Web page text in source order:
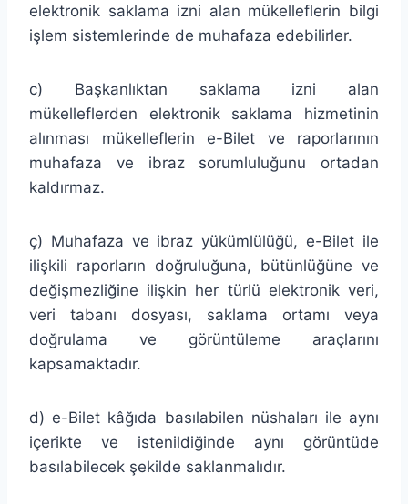
elektronik saklama izni alan mükelleflerin bilgi
işlem sistemlerinde de muhafaza edebilirler.
c) Başkanlıktan saklama izni alan
mükelleflerden elektronik saklama hizmetinin
alınması mükelleflerin e-Bilet ve raporlarının
muhafaza ve ibraz sorumluluğunu ortadan
kaldırmaz.
ç) Muhafaza ve ibraz yükümlülüğü, e-Bilet ile
ilişkili raporların doğruluğuna, bütünlüğüne ve
değişmezliğine ilişkin her türlü elektronik veri,
veri tabanı dosyası, saklama ortamı veya
doğrulama ve görüntüleme araçlarını
kapsamaktadır.
d) e-Bilet kâğıda basılabilen nüshaları ile aynı
içerikte ve istenildiğinde aynı görüntüde
basılabilecek şekilde saklanmalıdır.